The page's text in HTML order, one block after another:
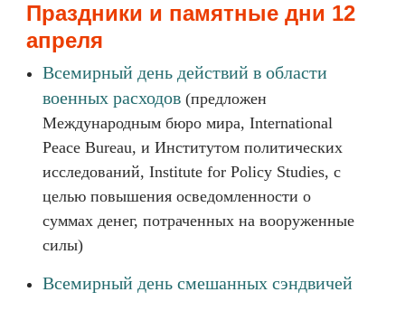
Праздники и памятные дни 12
апреля
Всемирный день действий в области
военных расходов (предложен
Международным бюро мира, International
Peace Bureau, и Институтом политических
исследований, Institute for Policy Studies, с
целью повышения осведомленности о
суммах денег, потраченных на вооруженные
силы)
Всемирный день смешанных сэндвичей